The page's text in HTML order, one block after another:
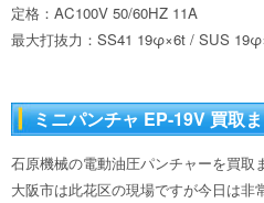
定格：AC100V 50/60HZ 11A
最大打抜力：SS41 19φ×6t / SUS
ミニパンチャ EP-19V 買取
石原機械の電動油圧パンチャーを買取
大阪市は此花区の現場ですが今日は